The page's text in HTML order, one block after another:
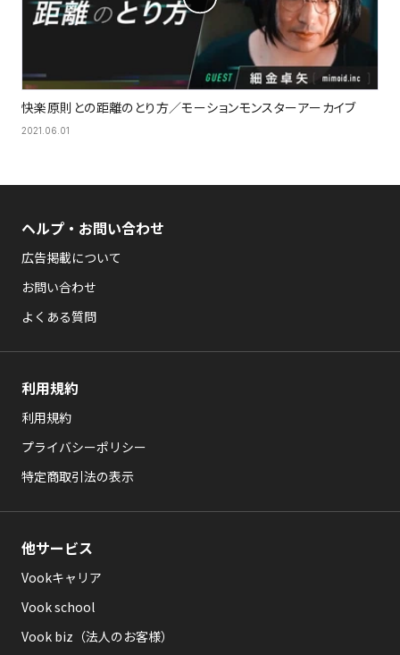
快楽原則との距離のとり方／モーションモンスターアーカイブ
2021.06.01
ヘルプ・お問い合わせ
広告掲載について
お問い合わせ
よくある質問
利用規約
利用規約
プライバシーポリシー
特定商取引法の表示
他サービス
Vookキャリア
Vook school
Vook biz（法人のお客様）